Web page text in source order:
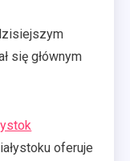
się głównym
oferuje